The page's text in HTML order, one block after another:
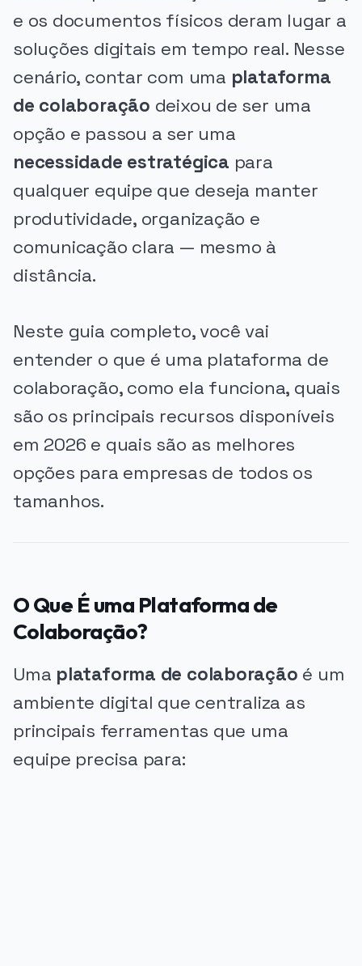
e os documentos físicos deram lugar a
soluções digitais em tempo real. Nesse
cenário, contar com uma plataforma
de colaboração deixou de ser uma
opção e passou a ser uma
necessidade estratégica para
qualquer equipe que deseja manter
produtividade, organização e
comunicação clara — mesmo à
distância.
Neste guia completo, você vai
entender o que é uma plataforma de
colaboração, como ela funciona, quais
são os principais recursos disponíveis
em 2026 e quais são as melhores
opções para empresas de todos os
tamanhos.
O Que É uma Plataforma de
Colaboração?
Uma plataforma de colaboração é um
ambiente digital que centraliza as
principais ferramentas que uma
equipe precisa para: